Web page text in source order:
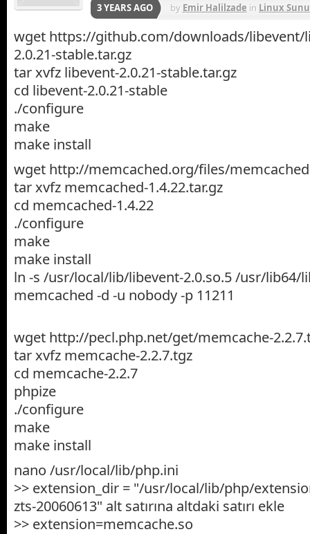
3 YEARS AGO by Emir Halilzade in Linux
wget https://github.com/downloads/libevent/
2.0.21-stable.tar.gz
tar xvfz libevent-2.0.21-stable.tar.gz
cd libevent-2.0.21-stable
./configure
make
make install
wget http://memcached.org/files/
tar xvfz memcached-1.4.22.tar.gz
cd memcached-1.4.22
./configure
make
make install
ln -s /usr/local/lib/libevent-2.0.so.5 /usr/lib64/
memcached -d -u nobody -p 11211
wget http://pecl.php.net/get/memcache-
tar xvfz memcache-2.2.7.tgz
cd memcache-2.2.7
phpize
./configure
make
make install
nano /usr/local/lib/php.ini
>> extension_dir = "/usr/local/lib/php/
zts-20060613" alt satırına altdaki satırı ekle
>> extension=memcache.so